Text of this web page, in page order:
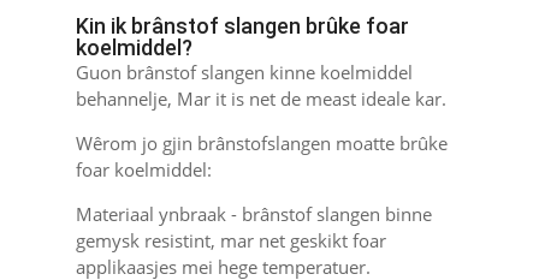
Kin ik brânstof slangen brûke foar
koelmiddel?
Guon brânstof slangen kinne koelmiddel
behannelje, Mar it is net de meast ideale kar.
Wêrom jo gjin brânstofslangen moatte brûke
foar koelmiddel:
Materiaal ynbraak - brânstof slangen binne
gemysk resistint, mar net geskikt foar
applikaasjes mei hege temperatuer.